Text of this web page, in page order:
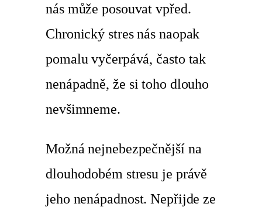
nás může posouvat vpřed.
Chronický stres nás naopak
pomalu vyčerpává, často tak
nenápadně, že si toho dlouho
nevšimneme.
Možná nejnebezpečnější na
dlouhodobém stresu je právě
jeho nenápadnost. Nepřijde ze